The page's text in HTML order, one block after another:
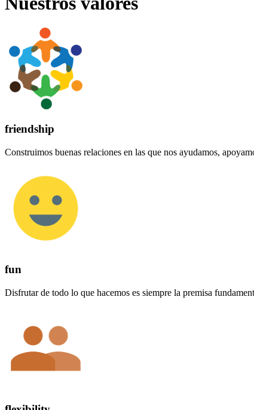
friendship
Construimos buenas relaciones en las que nos ayudamos,
fun
Disfrutar de todo lo que hacemos es siempre la premisa